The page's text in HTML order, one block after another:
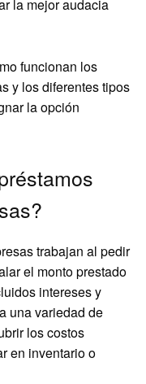
la mejor audacia
funcionan los
y los diferentes tipos
la opción
trabajan al pedir
el monto prestado
intereses y
una variedad de
los costos
en inventario o